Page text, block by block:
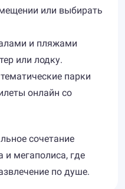
или выбирать
и пляжами
или лодку.
парки
онлайн со
сочетание
и мегаполиса, где
по душе.